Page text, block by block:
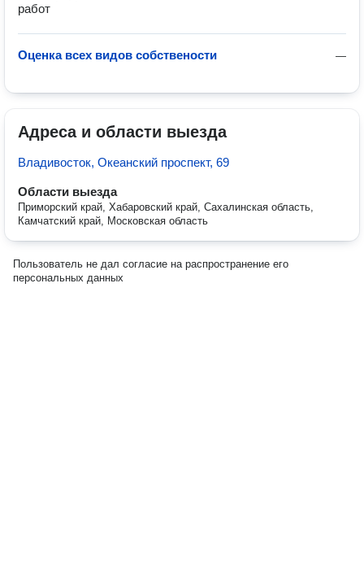
работ
—
Оценка всех видов собствености
Адреса и области выезда
Владивосток, Океанский проспект, 69
Области выезда
Приморский край, Хабаровский край, Сахалинская область,
Камчатский край, Московская область
Пользователь не дал согласие на распространение его
персональных данных